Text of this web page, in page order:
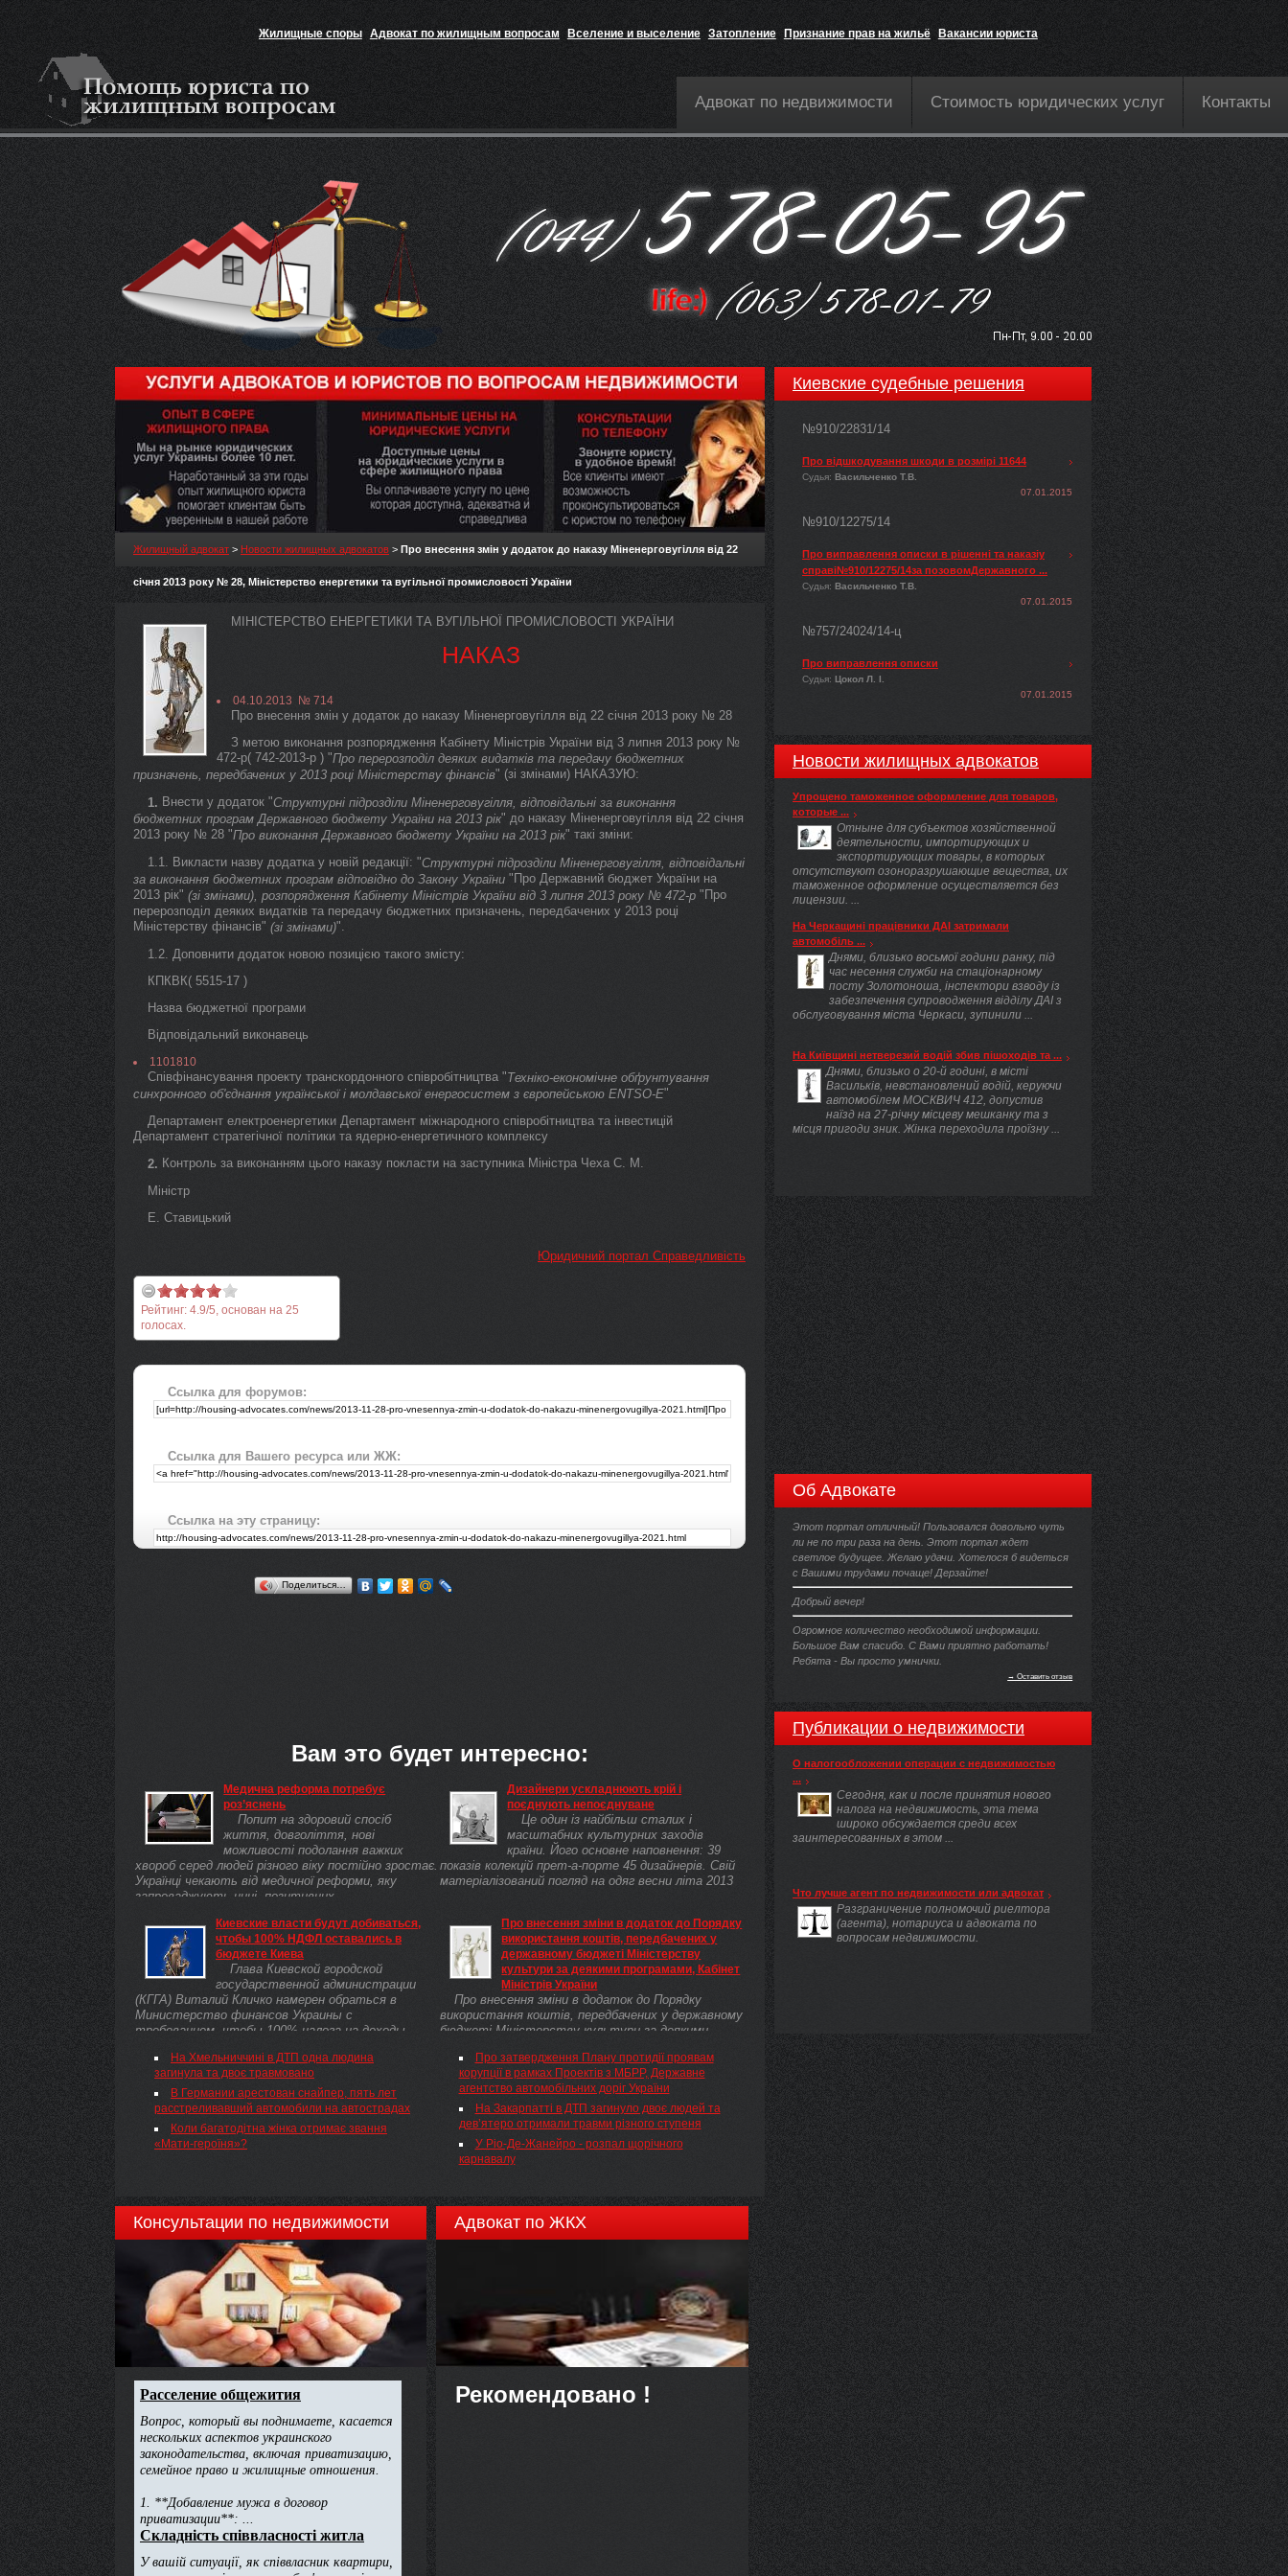
Жилищные споры Адвокат по жилищным вопросам Вселение и выселение Затопление Признание прав на жильё Вакансии юриста
Адвокат по недвижимости Стоимость юридических услуг Контакты
Жилищный адвокат > Новости жилищных адвокатов > Про внесення змін у додаток до наказу Міненерговугілля від 22
січня 2013 року № 28, Міністерство енергетики та вугільної промисловості України
МІНІСТЕРСТВО ЕНЕРГЕТИКИ ТА ВУГІЛЬНОЇ ПРОМИСЛОВОСТІ УКРАЇНИ
НАКАЗ
04.10.2013 № 714
Про внесення змін у додаток до наказу Міненерговугілля від 22 січня 2013 року № 28
З метою виконання розпорядження Кабінету Міністрів України від 3 липня 2013 року №
472-р( 742-2013-р ) "Про перерозподіл деяких видатків та передачу бюджетних
призначень, передбачених у 2013 році Міністерству фінансів" (зі змінами) НАКАЗУЮ:
1. Внести у додаток "Структурні підрозділи Міненерговугілля, відповідальні за виконання
бюджетних програм Державного бюджету України на 2013 рік" до наказу Міненерговугілля від 22 січня
2013 року № 28 "Про виконання Державного бюджету України на 2013 рік" такі зміни:
1.1. Викласти назву додатка у новій редакції: "Структурні підрозділи Міненерговугілля, відповідальні
за виконання бюджетних програм відповідно до Закону України "Про Державний бюджет України на
2013 рік" (зі змінами), розпорядження Кабінету Міністрів України від 3 липня 2013 року № 472-р "Про
перерозподіл деяких видатків та передачу бюджетних призначень, передбачених у 2013 році
Міністерству фінансів" (зі змінами)".
1.2. Доповнити додаток новою позицією такого змісту:
КПКВК( 5515-17 )
Назва бюджетної програми
Відповідальний виконавець
1101810
Співфінансування проекту транскордонного співробітництва "Техніко-економічне обґрунтування
синхронного об'єднання української і молдавської енергосистем з європейською ENTSO-E"
Департамент електроенергетики Департамент міжнародного співробітництва та інвестицій
Департамент стратегічної політики та ядерно-енергетичного комплексу
2. Контроль за виконанням цього наказу покласти на заступника Міністра Чеха С. М.
Міністр
Е. Ставицький
Юридичний портал Справедливість
Рейтинг: 4.9/5, основан на 25
голосах.
Ссылка для форумов:
Ссылка для Вашего ресурса или ЖЖ:
Ссылка на эту страницу:
Поделиться…
Вам это будет интересно:
Медична реформа потребує
роз’яснень
Попит на здоровий спосіб
життя, довголіття, нові
можливості подолання важких
хвороб серед людей різного віку постійно зростає.
Українці чекають від медичної реформи, яку
запроваджують нині, позитивних ...
Киевские власти будут добиваться,
чтобы 100% НДФЛ оставались в
бюджете Киева
Глава Киевской городской
государственной администрации
(КГГА) Виталий Кличко намерен обраться в
Министерство финансов Украины с
требованием, чтобы 100% налога на доходы
Киева. Об этом Кличко заявил сегодня
журналистам.
На Хмельниччині в ДТП одна людина
загинула та двоє травмовано
В Германии арестован снайпер, пять лет
расстреливавший автомобили на автострадах
Коли багатодітна жінка отримає звання
«Мати-героїня»?
Дизайнери ускладнюють крій і
поєднують непоєднуване
Це один із найбільш сталих і
масштабних культурних заходів
країни. Його основне наповнення: 39
показів колекцій прет-а-порте 45 дизайнерів. Свій
матеріалізований погляд на одяг весни літа 2013
Про внесення зміни в додаток до Порядку
використання коштів, передбачених у
державному бюджеті Міністерству
культури за деякими програмами, Кабінет
Міністрів України
Про внесення зміни в додаток до Порядку
використання коштів, передбачених у державному
бюджеті Міністерству культури за деякими
постановляє:
Про затвердження Плану протидії проявам
корупції в рамках Проектів з МБРР, Державне
агентство автомобільних доріг України
На Закарпатті в ДТП загинуло двоє людей та
дев’ятеро отримали травми різного ступеня
У Ріо-Де-Жанейро - розпал щорічного
карнавалу
Консультации по недвижимости Адвокат по ЖКХ
Рекомендовано !
Киевские судебные решения
№910/22831/14
Про відшкодування шкоди в розмірі 11644
Судья: Васильченко Т.В.
07.01.2015
№910/12275/14
Про виправлення описки в рішенні та наказіу
справі№910/12275/14за позовомДержавного ...
Судья: Васильченко Т.В.
07.01.2015
№757/24024/14-ц
Про виправлення описки
Судья: Цокол Л. І.
07.01.2015
Новости жилищных адвокатов
Упрощено таможенное оформление для товаров,
которые ...
Отныне для субъектов хозяйственной
деятельности, импортирующих и
экспортирующих товары, в которых
отсутствуют озоноразрушающие вещества, их
таможенное оформление осуществляется без
лицензии. ...
На Черкащині працівники ДАІ затримали
автомобіль ...
Днями, близько восьмої години ранку, під
час несення служби на стаціонарному
посту Золотоноша, інспектори взводу із
забезпечення супроводження відділу ДАІ з
обслуговування міста Черкаси, зупинили ...
На Київщині нетверезий водій збив пішоходів та ...
Днями, близько о 20-й годині, в місті
Васильків, невстановлений водій, керуючи
автомобілем МОСКВИЧ 412, допустив
наїзд на 27-річну місцеву мешканку та з
місця пригоди зник. Жінка переходила проїзну ...
Об Адвокате
Этот портал отличный! Пользовался довольно чуть
ли не по три раза на день. Этот портал ждет
светлое будущее. Желаю удачи. Хотелося б видеться
с Вашими трудами почаще! Дерзайте!
Добрый вечер!
Огромное количество необходимой информации.
Большое Вам спасибо. С Вами приятно работать!
Ребята - Вы просто умнички.
→ Оставить отзыв
Публикации о недвижимости
О налогообложении операции с недвижимостью
...
Сегодня, как и после принятия нового
налога на недвижимость, эта тема
широко обсуждается среди всех
заинтересованных в этом ...
Что лучше агент по недвижимости или адвокат
Разграничение полномочий риелтора
(агента), нотариуса и адвоката по
вопросам недвижимости.